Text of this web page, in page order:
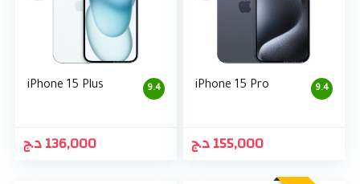
9.4
iPhone 15 Plus
136,000د.ج
9.4
iPhone 15 Pro
155,000د.ج